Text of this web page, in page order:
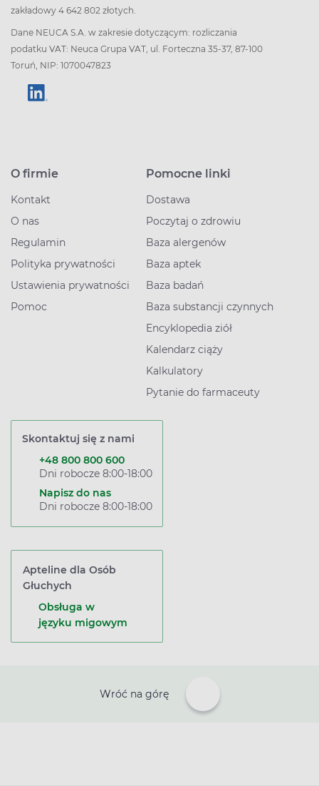
zakładowy 4 642 802 złotych.
Dane NEUCA S.A. w zakresie dotyczącym: rozliczania
podatku VAT: Neuca Grupa VAT, ul. Forteczna 35-37, 87-100
Toruń, NIP: 1070047823
O firmie
Kontakt
O nas
Regulamin
Polityka prywatności
Ustawienia prywatności
Pomoc
Pomocne linki
Dostawa
Poczytaj o zdrowiu
Baza alergenów
Baza aptek
Baza badań
Baza substancji czynnych
Encyklopedia ziół
Kalendarz ciąży
Kalkulatory
Pytanie do farmaceuty
Skontaktuj się z nami
+48 800 800 600
Dni robocze 8:00-18:00
Napisz do nas
Dni robocze 8:00-18:00
Apteline dla Osób
Głuchych
Obsługa w
języku migowym
Wróć na górę